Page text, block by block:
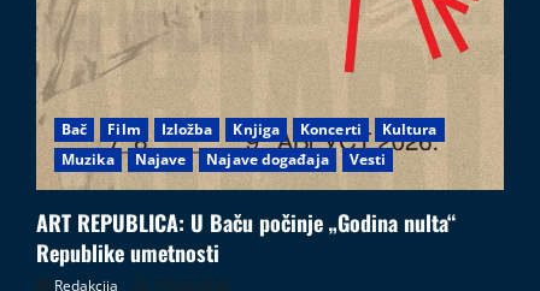
Bač Film Izložba Knjiga Koncerti
Kultura
Muzika
Najave Najave događaja Vesti
ART REPUBLICA: U Baču počinje „Godina nulta“
Republike umetnosti
Redakcija 05.08.2026